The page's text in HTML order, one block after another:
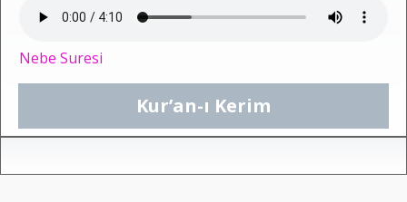
Nebe Suresi
Kur’an-ı Kerim